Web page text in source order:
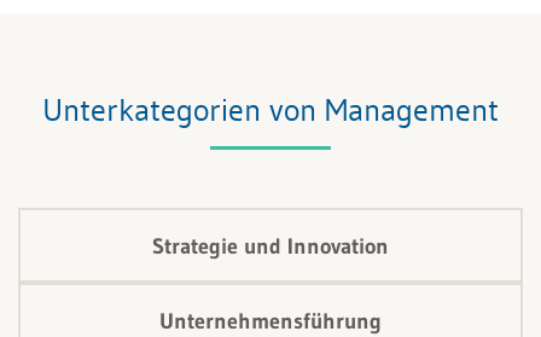
Unterkategorien von Management
Strategie und Innovation
Unternehmensführung